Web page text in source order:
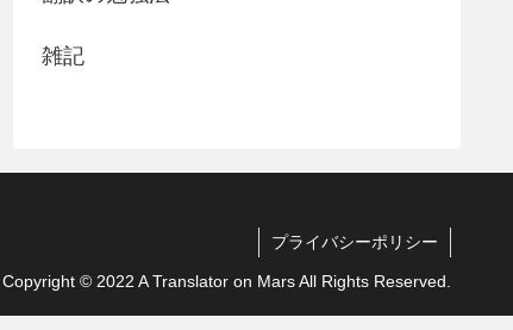
雑記
プライバシーポリシー
Copyright © 2022 A Translator on Mars All Rights Reserved.